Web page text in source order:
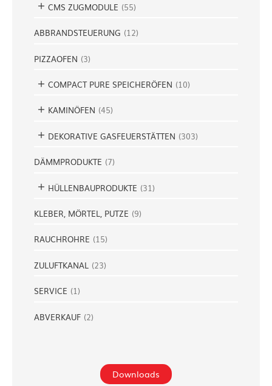
CMS ZUGMODULE (55)
ABBRANDSTEUERUNG (12)
PIZZAOFEN (3)
COMPACT PURE SPEICHERÖFEN (10)
KAMINÖFEN (45)
DEKORATIVE GASFEUERSTÄTTEN (303)
DÄMMPRODUKTE (7)
HÜLLENBAUPRODUKTE (31)
KLEBER, MÖRTEL, PUTZE (9)
RAUCHROHRE (15)
ZULUFTKANAL (23)
SERVICE (1)
ABVERKAUF (2)
Downloads